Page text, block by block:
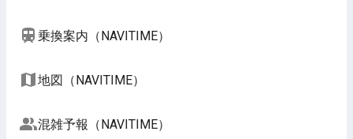
乗換案内（NAVITIME）
地図（NAVITIME）
混雑予報（NAVITIME）